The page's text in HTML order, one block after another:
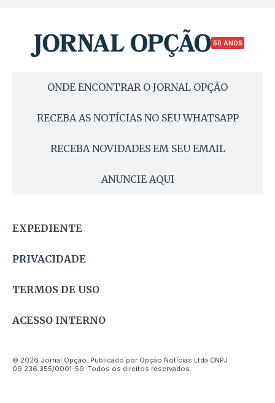
50 ANOS
ONDE ENCONTRAR O JORNAL OPÇÃO
RECEBA AS NOTÍCIAS NO SEU WHATSAPP
RECEBA NOVIDADES EM SEU EMAIL
ANUNCIE AQUI
EXPEDIENTE
PRIVACIDADE
TERMOS DE USO
ACESSO INTERNO
© 2026 Jornal Opção. Publicado por Opção Notícias Ltda CNPJ
09.236.355/0001-59. Todos os direitos reservados.